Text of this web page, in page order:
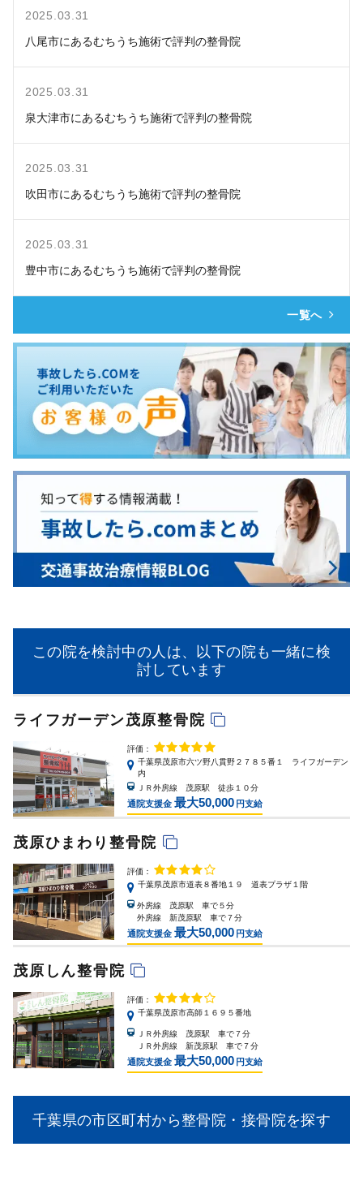
2025.03.31
八尾市にあるむちうち施術で評判の整骨院
2025.03.31
泉大津市にあるむちうち施術で評判の整骨院
2025.03.31
吹田市にあるむちうち施術で評判の整骨院
2025.03.31
豊中市にあるむちうち施術で評判の整骨院
一覧へ
この院を検討中の人は、以下の院も一緒に検
討しています
ライフガーデン茂原整骨院
評価：
千葉県茂原市六ツ野八貫野２７８５番１ ライフガーデン
内
ＪＲ外房線 茂原駅 徒歩１０分
通院支援金 最大50,000 円支給
茂原ひまわり整骨院
評価：
千葉県茂原市道表８番地１９ 道表プラザ１階
外房線 茂原駅 車で５分
外房線 新茂原駅 車で７分
通院支援金 最大50,000 円支給
茂原しん整骨院
評価：
千葉県茂原市高師１６９５番地
ＪＲ外房線 茂原駅 車で７分
ＪＲ外房線 新茂原駅 車で７分
通院支援金 最大50,000 円支給
千葉県の市区町村から整骨院・接骨院を探す